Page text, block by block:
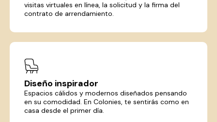
visitas virtuales en línea, la solicitud y la firma del
contrato de arrendamiento.
Diseño inspirador
Espacios cálidos y modernos diseñados pensando
en su comodidad. En Colonies, te sentirás como en
casa desde el primer día.